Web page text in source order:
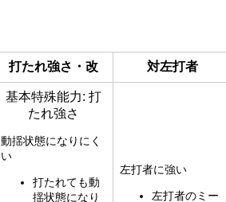
打たれ強さ・改 対左打者
基本特殊能力: 打
たれ強さ
動揺状態になりにく
い
打たれても動
揺状態になり
左打者に強い
左打者のミー